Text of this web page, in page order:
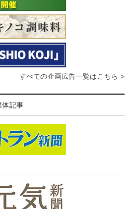
すべての企画広告一覧はこちら >
体記事